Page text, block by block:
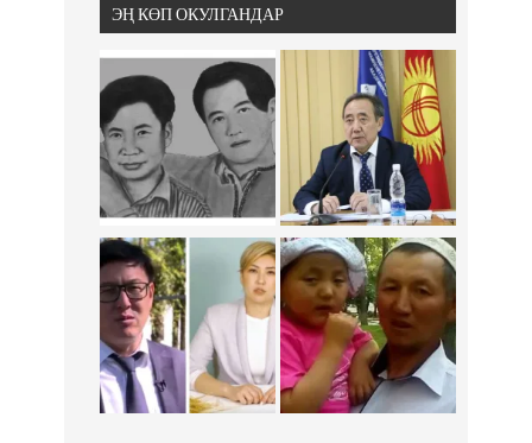
ЭҢ КӨП ОКУЛГАНДАР